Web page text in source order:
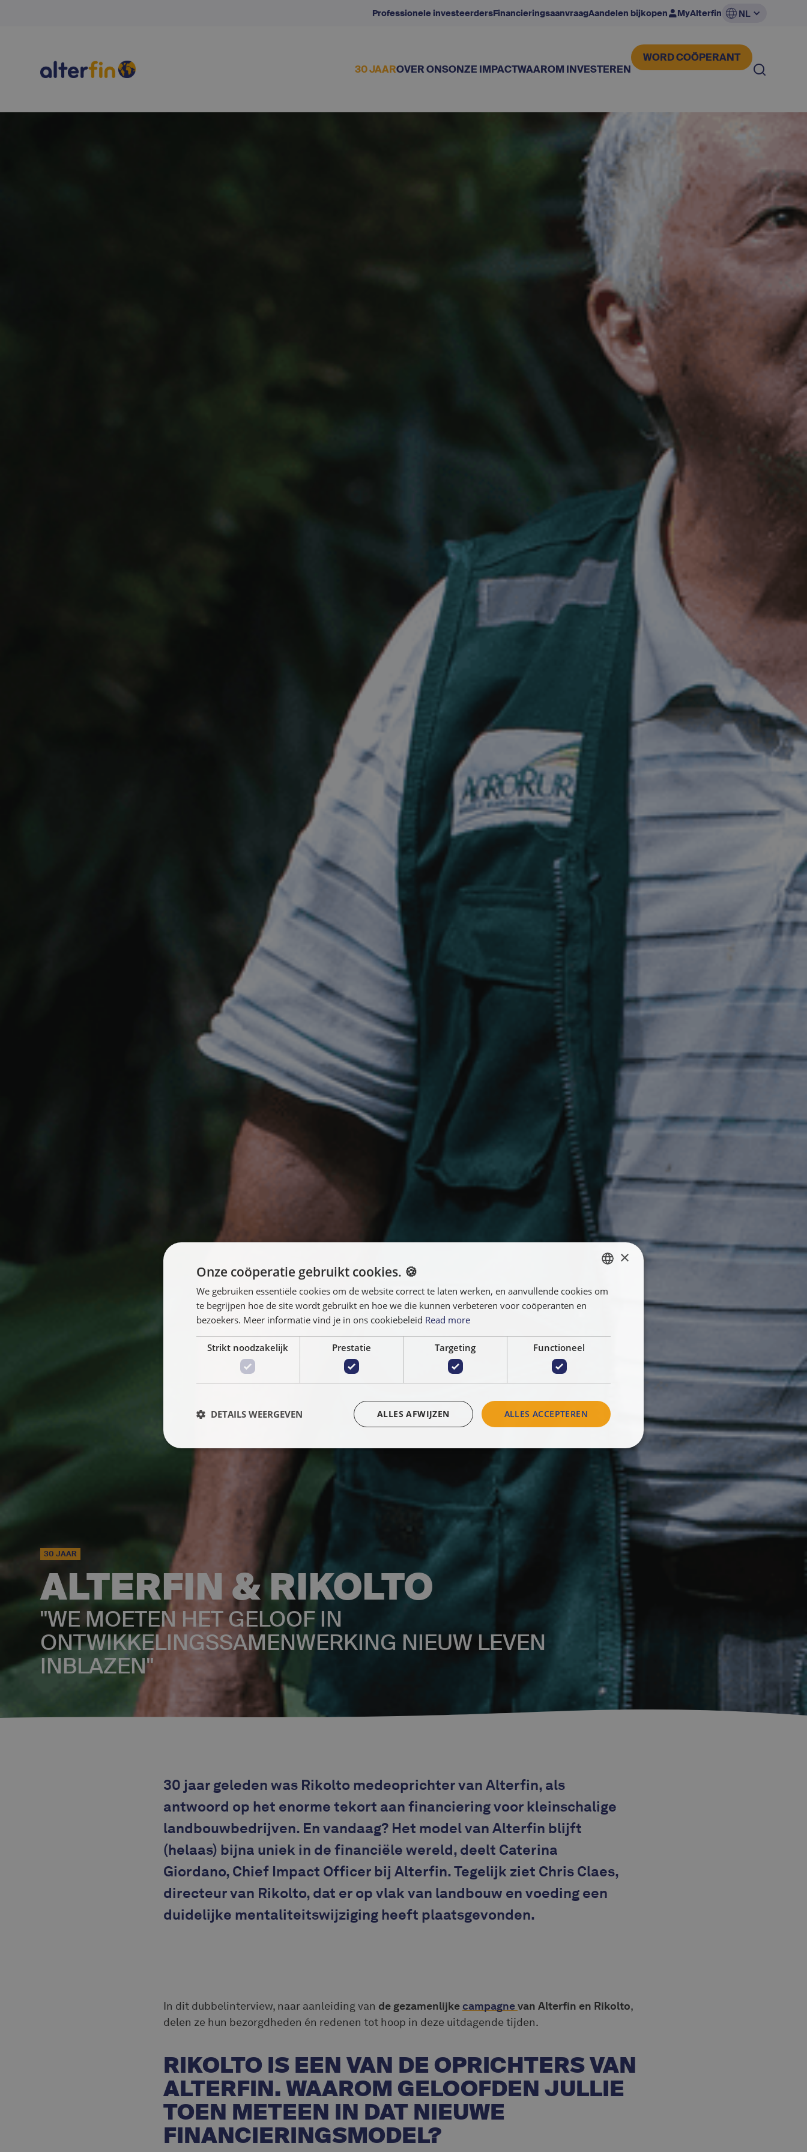
Professionele investeerdersFinancieringsaanvraagAandelen bijkopen MyAlterfin NL
30 JAAROVER ONSONZE IMPACTWAAROM INVESTEREN
WORD COÖPERANT
30 JAAR
ALTERFIN & RIKOLTO
"WE MOETEN HET GELOOF IN
ONTWIKKELINGSSAMENWERKING NIEUW LEVEN
INBLAZEN"
30 jaar geleden was Rikolto medeoprichter van Alterfin, als
antwoord op het enorme tekort aan financiering voor kleinschalige
landbouwbedrijven. En vandaag? Het model van Alterfin blijft
(helaas) bijna uniek in de financiële wereld, deelt Caterina
Giordano, Chief Impact Officer bij Alterfin. Tegelijk ziet Chris Claes,
directeur van Rikolto, dat er op vlak van landbouw en voeding een
duidelijke mentaliteitswijziging heeft plaatsgevonden.
In dit dubbelinterview, naar aanleiding van de gezamenlijke campagnevan Alterfin en Rikolto,
delen ze hun bezorgdheden én redenen tot hoop in deze uitdagende tijden.
RIKOLTO IS EEN VAN DE OPRICHTERS VAN
ALTERFIN. WAAROM GELOOFDEN JULLIE
TOEN METEEN IN DAT NIEUWE
FINANCIERINGSMODEL?
ENGLISH
FRANÇAIS
×
Onze coöperatie gebruikt cookies. 🍪
We gebruiken essentiële cookies om de website correct te laten werken, en aanvullende cookies om
te begrijpen hoe de site wordt gebruikt en hoe we die kunnen verbeteren voor coöperanten en
bezoekers. Meer informatie vind je in ons cookiebeleid Read more
Strikt noodzakelijk Prestatie Targeting Functioneel
ALLES ACCEPTEREN
ALLES AFWIJZEN
DETAILS WEERGEVEN